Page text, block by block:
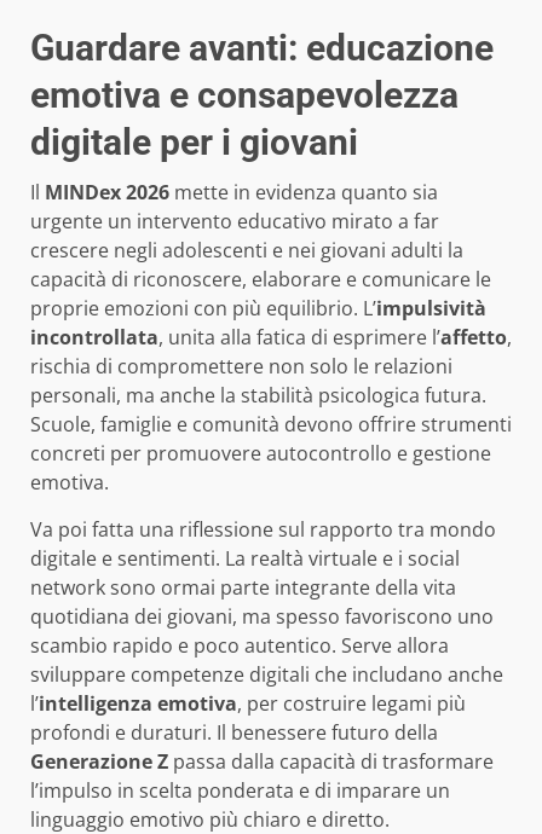
Guardare avanti: educazione
emotiva e consapevolezza
digitale per i giovani
Il MINDex 2026 mette in evidenza quanto sia
urgente un intervento educativo mirato a far
crescere negli adolescenti e nei giovani adulti la
capacità di riconoscere, elaborare e comunicare le
proprie emozioni con più equilibrio. L’impulsività
incontrollata, unita alla fatica di esprimere l’affetto,
rischia di compromettere non solo le relazioni
personali, ma anche la stabilità psicologica futura.
Scuole, famiglie e comunità devono offrire strumenti
concreti per promuovere autocontrollo e gestione
emotiva.
Va poi fatta una riflessione sul rapporto tra mondo
digitale e sentimenti. La realtà virtuale e i social
network sono ormai parte integrante della vita
quotidiana dei giovani, ma spesso favoriscono uno
scambio rapido e poco autentico. Serve allora
sviluppare competenze digitali che includano anche
l’intelligenza emotiva, per costruire legami più
profondi e duraturi. Il benessere futuro della
Generazione Z passa dalla capacità di trasformare
l’impulso in scelta ponderata e di imparare un
linguaggio emotivo più chiaro e diretto.